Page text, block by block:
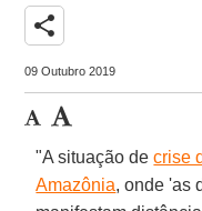
share
09 Outubro 2019
"A situação decrise
Amazônia, onde 'as